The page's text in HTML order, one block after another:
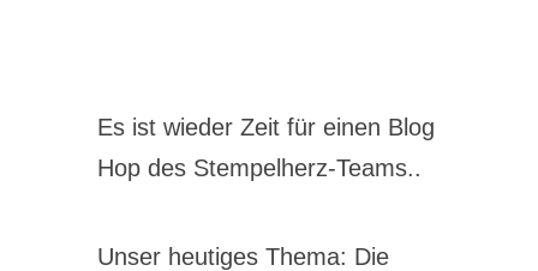
Es ist wieder Zeit für einen Blog
Hop des Stempelherz-Teams..
Unser heutiges Thema: Die